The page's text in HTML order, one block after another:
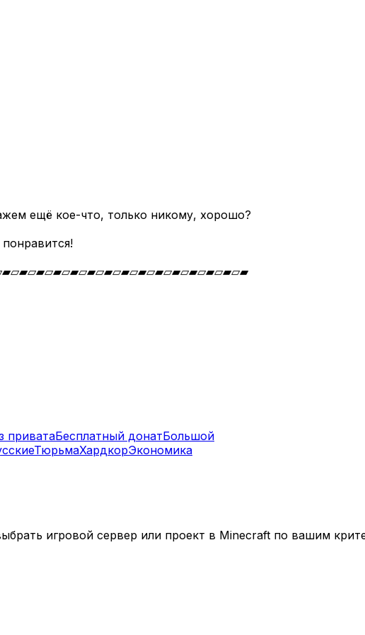
ещё кое-что, только никому, хорошо?
приватаБесплатный донатБольшой
ТюрьмаХардкорЭкономика
игровой сервер или проект в Minecraft по вашим